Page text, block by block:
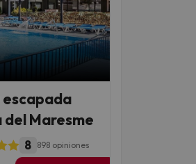
escapada
Maresme
8 898 opiniones